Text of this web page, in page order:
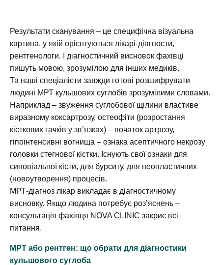
Результати сканування – це специфічна візуальна
картина, у якій орієнтуються лікарі-діагности,
рентгенологи. І діагностичний висновок фахівці
пишуть мовою, зрозумілою для інших медиків.
Та наші спеціалісти завжди готові розшифрувати
людині МРТ кульшових суглобів зрозумілими словами.
Наприклад – звуження суглобової щілини властиве
виразному коксартрозу, остеофіти (розростання
кісткових гачків у зв’язках) – початок артрозу,
гіпоінтенсивні вогнища – ознака асептичного некрозу
головки стегнової кістки. Існують свої ознаки для
синовіальної кісти, для бурситу, для неопластичних
(новоутворення) процесів.
МРТ-діагноз лікар викладає в діагностичному
висновку. Якщо людина потребує роз’яснень –
консультація фахівця NOVA CLINIC закриє всі
питання.
МРТ або рентген: що обрати для діагностики
кульшового суглоба